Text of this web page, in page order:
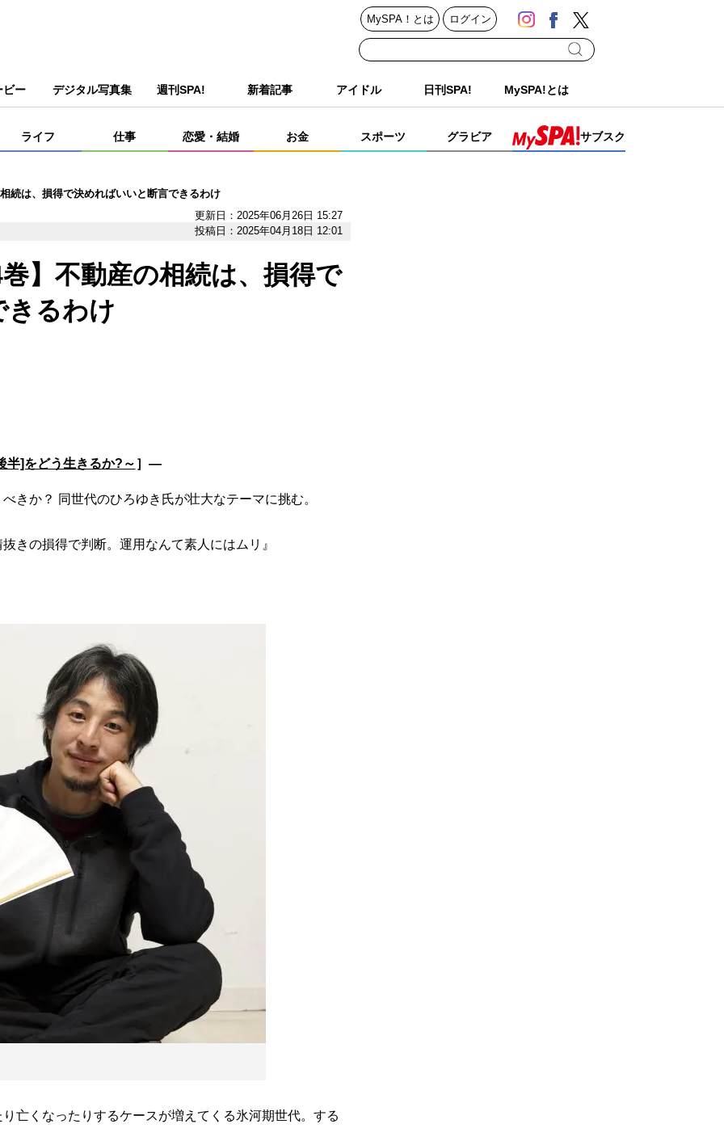
MySPA！とは ログイン
ビー デジタル写真集 週刊SPA! 新着記事 アイドル 日刊SPA! MySPA!とは
ライフ 仕事 恋愛・結婚 お金 スポーツ グラビア サブスク
続は、損得で決めればいいと断言できるわけ
更新日：2025年06月26日 15:27
投稿日：2025年04月18日 12:01
】不動産の相続は、損得で
きるわけ
半]をどう生きるか?～ ］―
きか？ 同世代のひろゆき氏が壮大なテーマに挑む。
きの損得で判断。運用なんて素人にはムリ』
くなったりするケースが増えてくる氷河期世代。する